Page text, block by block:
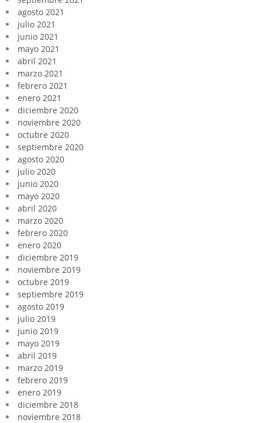
agosto 2021
julio 2021
junio 2021
mayo 2021
abril 2021
marzo 2021
febrero 2021
enero 2021
diciembre 2020
noviembre 2020
octubre 2020
septiembre 2020
agosto 2020
julio 2020
junio 2020
mayo 2020
abril 2020
marzo 2020
febrero 2020
enero 2020
diciembre 2019
noviembre 2019
octubre 2019
septiembre 2019
agosto 2019
julio 2019
junio 2019
mayo 2019
abril 2019
marzo 2019
febrero 2019
enero 2019
diciembre 2018
noviembre 2018